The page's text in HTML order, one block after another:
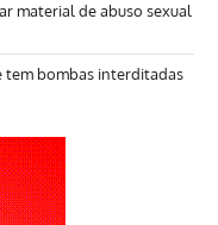
material de abuso sexual
tem bombas interditadas